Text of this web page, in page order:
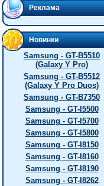
Реклама
Новинки
Samsung - GT-B5510
(Galaxy Y Pro)
Samsung - GT-B5512
(Galaxy Y Pro Duos)
Samsung - GT-B7350
Samsung - GT-I5500
Samsung - GT-I5700
Samsung - GT-I5800
Samsung - GT-I8150
Samsung - GT-I8160
Samsung - GT-I8190
Samsung - GT-I8262